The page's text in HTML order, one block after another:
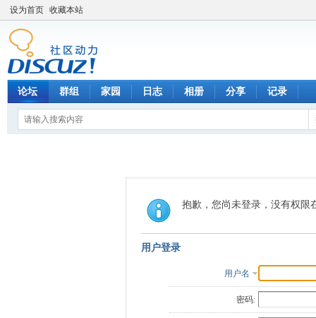
设为首页 收藏本站
论坛 群组 家园 日志 相册 分享 记录
抱歉，您尚未登录，没有权限
用户登录
用户名
密码: